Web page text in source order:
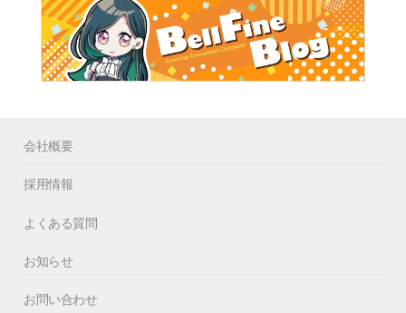
会社概要
採用情報
よくある質問
お知らせ
お問い合わせ